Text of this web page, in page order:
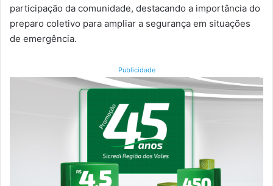
participação da comunidade, destacando a importância do
preparo coletivo para ampliar a segurança em situações
de emergência.
Publicidade